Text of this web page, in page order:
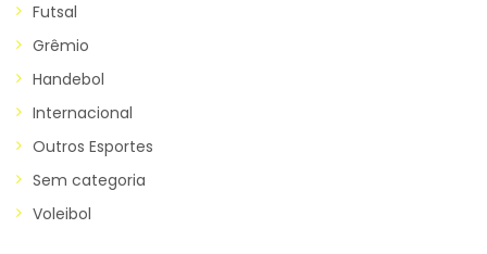
Futsal
Grêmio
Handebol
Internacional
Outros Esportes
Sem categoria
Voleibol